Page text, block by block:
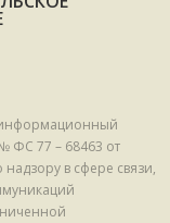
ФС 77 – 68463 от
в сфере связи,